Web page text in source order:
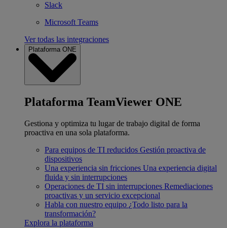
Slack
Microsoft Teams
Ver todas las integraciones
Plataforma ONE
Plataforma TeamViewer ONE
Gestiona y optimiza tu lugar de trabajo digital de forma
proactiva en una sola plataforma.
Para equipos de TI reducidos Gestión proactiva de
dispositivos
Una experiencia sin fricciones Una experiencia digital
fluida y sin interrupciones
Operaciones de TI sin interrupciones Remediaciones
proactivas y un servicio excepcional
Habla con nuestro equipo ¿Todo listo para la
transformación?
Explora la plataforma